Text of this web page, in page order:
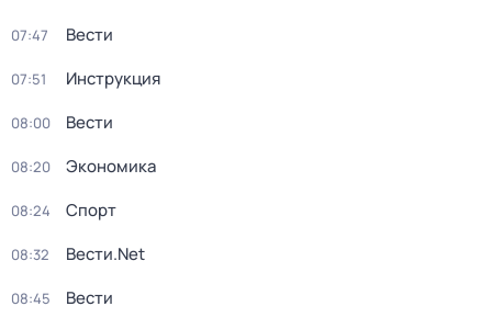
07:47 Вести
07:51 Инструкция
08:00 Вести
08:20 Экономика
08:24 Спорт
08:32 Вести.Net
08:45 Вести